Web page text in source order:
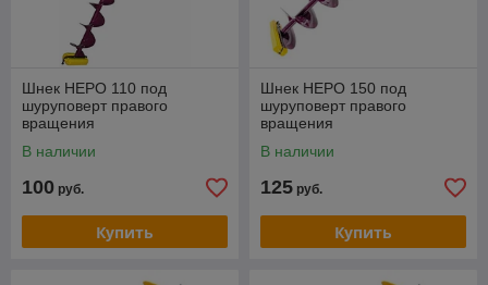
Шнек НЕРО 110 под
шуруповерт правого
вращения
В наличии
100 руб.
Купить
Шнек НЕРО 150 под
шуруповерт правого
вращения
В наличии
125 руб.
Купить